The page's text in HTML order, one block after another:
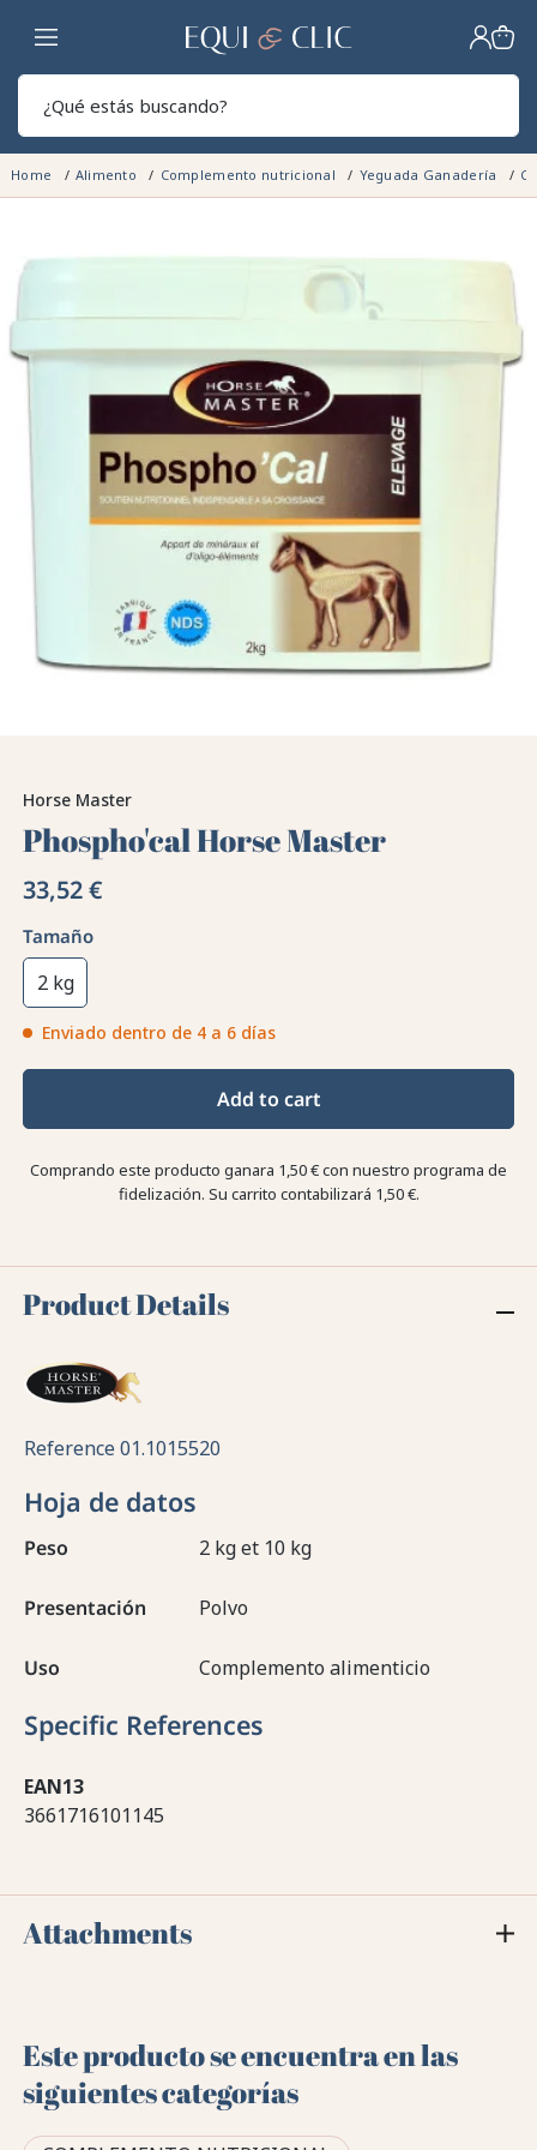
Hogar
Home Alimento Complemento nutricional Yeguada Ganadería
Horse Master
Phospho'cal Horse Master
33,52 €
Tamaño
2 kg
Enviado dentro de 4 a 6 días
Add to cart
Comprando este producto ganara 1,50 €con nuestro programa de
fidelización. Su carrito contabilizará 1,50 €.
Product Details
Reference01.1015520
Hoja de datos
Peso 2 kg et 10 kg
Presentación Polvo
Uso Complemento alimenticio
Specific References
EAN13
3661716101145
Attachments
Este producto se encuentra en las
siguientes categorías